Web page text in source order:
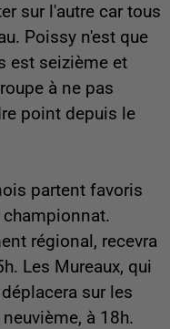
sur l'autre car tous
Poissy n'est que
est seizième et
à ne pas
point depuis le
partent favoris
régional, recevra
Les Mureaux, qui
sur les
à 18h.